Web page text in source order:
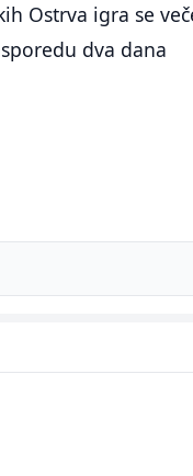
Ostrva igra se
dva dana